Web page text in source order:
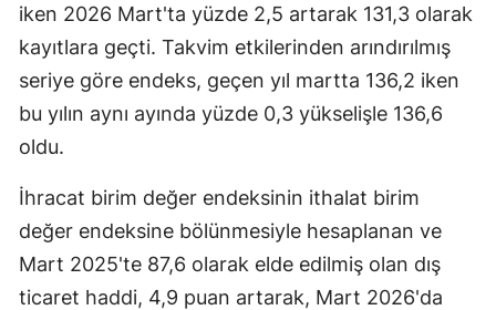
iken 2026 Mart'ta yüzde 2,5 artarak 131,3 olarak
kayıtlara geçti. Takvim etkilerinden arındırılmış
seriye göre endeks, geçen yıl martta 136,2 iken
bu yılın aynı ayında yüzde 0,3 yükselişle 136,6
oldu.
İhracat birim değer endeksinin ithalat birim
değer endeksine bölünmesiyle hesaplanan ve
Mart 2025'te 87,6 olarak elde edilmiş olan dış
ticaret haddi, 4,9 puan artarak, Mart 2026'da